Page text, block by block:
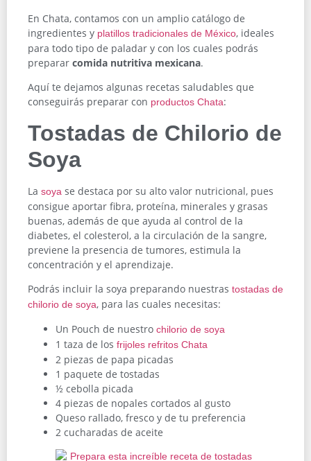
En Chata, contamos con un amplio catálogo de
ingredientes y platillos tradicionales de México, ideales
para todo tipo de paladar y con los cuales podrás
preparar comida nutritiva mexicana.
Aquí te dejamos algunas recetas saludables que
conseguirás preparar con productos Chata:
Tostadas de Chilorio de
Soya
La soya se destaca por su alto valor nutricional, pues
consigue aportar fibra, proteína, minerales y grasas
buenas, además de que ayuda al control de la
diabetes, el colesterol, a la circulación de la sangre,
previene la presencia de tumores, estimula la
concentración y el aprendizaje.
Podrás incluir la soya preparando nuestras tostadas de
chilorio de soya, para las cuales necesitas:
Un Pouch de nuestro chilorio de soya
1 taza de los frijoles refritos Chata
2 piezas de papa picadas
1 paquete de tostadas
½ cebolla picada
4 piezas de nopales cortados al gusto
Queso rallado, fresco y de tu preferencia
2 cucharadas de aceite